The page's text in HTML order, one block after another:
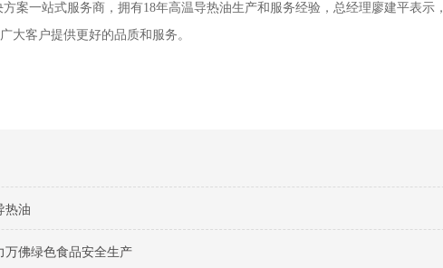
案一站式服务商，拥有18年高温导热油生产和服务经验，总经理廖建平表示，
大客户提供更好的品质和服务。
热油
佛绿色食品安全生产